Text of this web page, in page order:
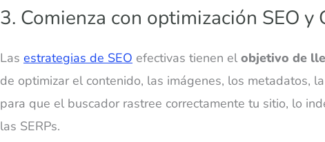
3. Comienza con optimización SEO y
Las estrategias de SEO efectivas tienen el objetivo de
de optimizar el contenido, las imágenes, los metadatos,
para que el buscador rastree correctamente tu sitio, lo
las SERPs.